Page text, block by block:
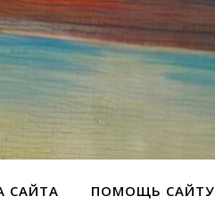
САЙТА ПОМОЩЬ САЙТУ